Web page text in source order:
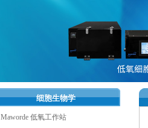
细胞生物学
Maworde 低氧工作站